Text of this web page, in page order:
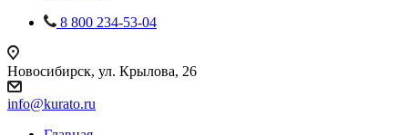
8 800 234-53-04
Новосибирск, ул. Крылова, 26
info@kurato.ru